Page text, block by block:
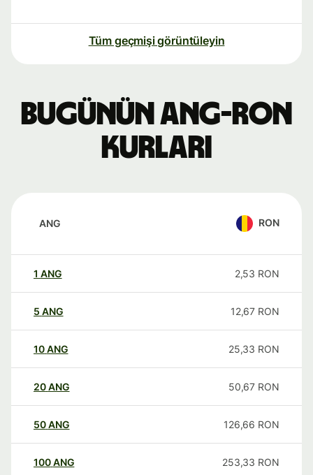
Tüm geçmişi görüntüleyin
Bugünün ANG-RON
kurları
ANG RON
1 ANG 2,53 RON
5 ANG 12,67 RON
10ANG 25,33 RON
20ANG 50,67 RON
50ANG 126,66 RON
100ANG 253,33 RON